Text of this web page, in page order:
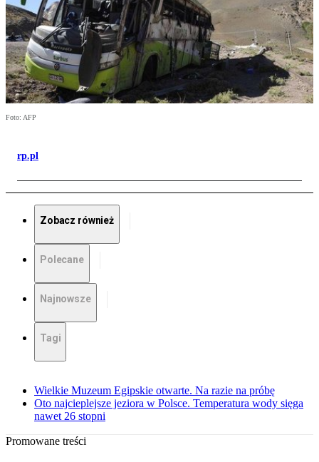
Foto: AFP
rp.pl
Zobacz również
Polecane
Najnowsze
Tagi
Wielkie Muzeum Egipskie otwarte. Na razie na próbę
Oto najcieplejsze jeziora w Polsce. Temperatura wody sięga
nawet 26 stopni
Promowane treści